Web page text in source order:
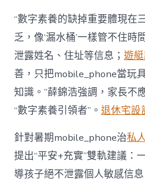
“數字素養的缺掉重要體現在
乏，像‘漏水桶’一樣管不住
泄露姓名、住址等信息；遊
善，只把mobile_phone當玩
知識。”薛錦浩強調，家長不
“數字素養引領者”。退休宅設
針對暑期mobile_phone治私
提出“平安+充實”雙軌建議：
導孩子絕不泄露個人敏感信